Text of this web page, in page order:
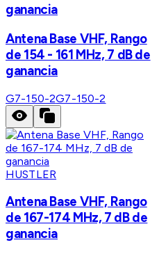
ganancia
Antena Base VHF, Rango
de 154 - 161 MHz, 7 dB de
ganancia
G7-150-2G7-150-2
HUSTLER
Antena Base VHF, Rango
de 167-174 MHz, 7 dB de
ganancia